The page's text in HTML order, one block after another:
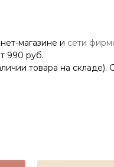
магазине и сети
990 руб.
товара на складе).